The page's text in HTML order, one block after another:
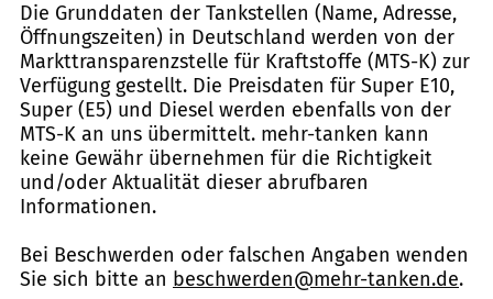
Die Grunddaten der Tankstellen (Name, Adresse,
Öffnungszeiten) in Deutschland werden von der
Markttransparenzstelle für Kraftstoffe (MTS-K) zur
Verfügung gestellt. Die Preisdaten für Super E10,
Super (E5) und Diesel werden ebenfalls von der
MTS-K an uns übermittelt. mehr-tanken kann
keine Gewähr übernehmen für die Richtigkeit
und/oder Aktualität dieser abrufbaren
Informationen.
Bei Beschwerden oder falschen Angaben wenden
Sie sich bitte an beschwerden@mehr-tanken.de.